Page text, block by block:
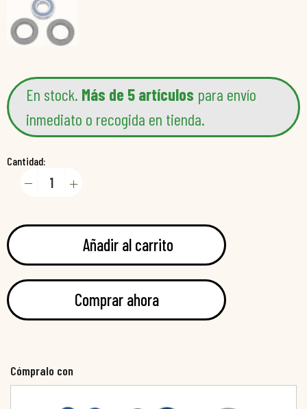
En stock. Más de 5 artículos para envío
inmediato o recogida en tienda.
Cantidad:
Añadir al carrito
Comprar ahora
Cómpralo con